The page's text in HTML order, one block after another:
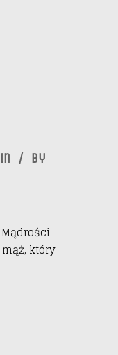
In
By
który